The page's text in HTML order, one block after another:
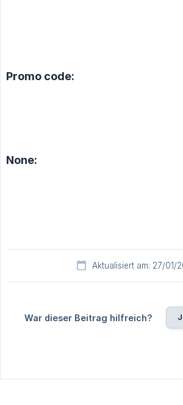
Promo code:
None:
Aktualisiert am: 27/01/
War dieser Beitrag hilfreich?